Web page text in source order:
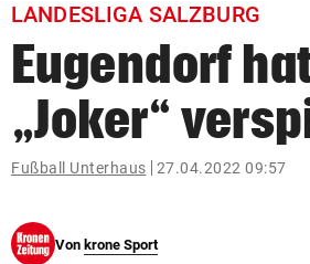
bookmark
search
Suchbegriff
eingeben
© Krone Multimedia GmbH & Co KG 2026
LANDESLIGA SALZBURG
Eugendorf
„Joker“
Fußball Unterhaus 27.04.2022 09:57
Von krone Sport